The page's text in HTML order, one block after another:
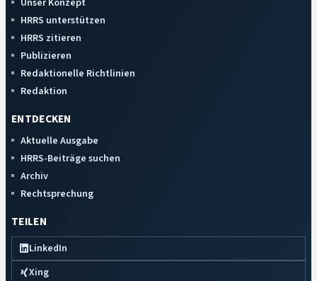
HRRS unterstützen
HRRS zitieren
Publizieren
Redaktionelle Richtlinien
Redaktion
ENTDECKEN
Aktuelle Ausgabe
HRRS-Beiträge suchen
Archiv
Rechtsprechung
TEILEN
LinkedIn
Xing